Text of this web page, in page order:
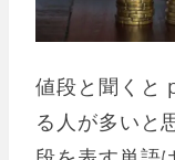
値段と聞くと
る人が多いと